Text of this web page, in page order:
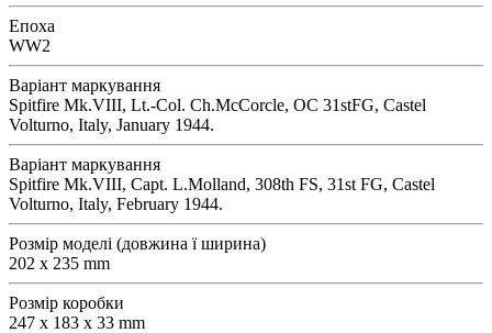
Епоха
WW2
Варіант маркування
Spitfire Mk.VIII, Lt.-Col. Ch.McCorcle, OC 31stFG, Castel
Volturno, Italy, January 1944.
Варіант маркування
Spitfire Mk.VIII, Capt. L.Molland, 308th FS, 31st FG, Castel
Volturno, Italy, February 1944.
Розмір моделі (довжина ї ширина)
202 x 235 mm
Розмір коробки
247 x 183 x 33 mm